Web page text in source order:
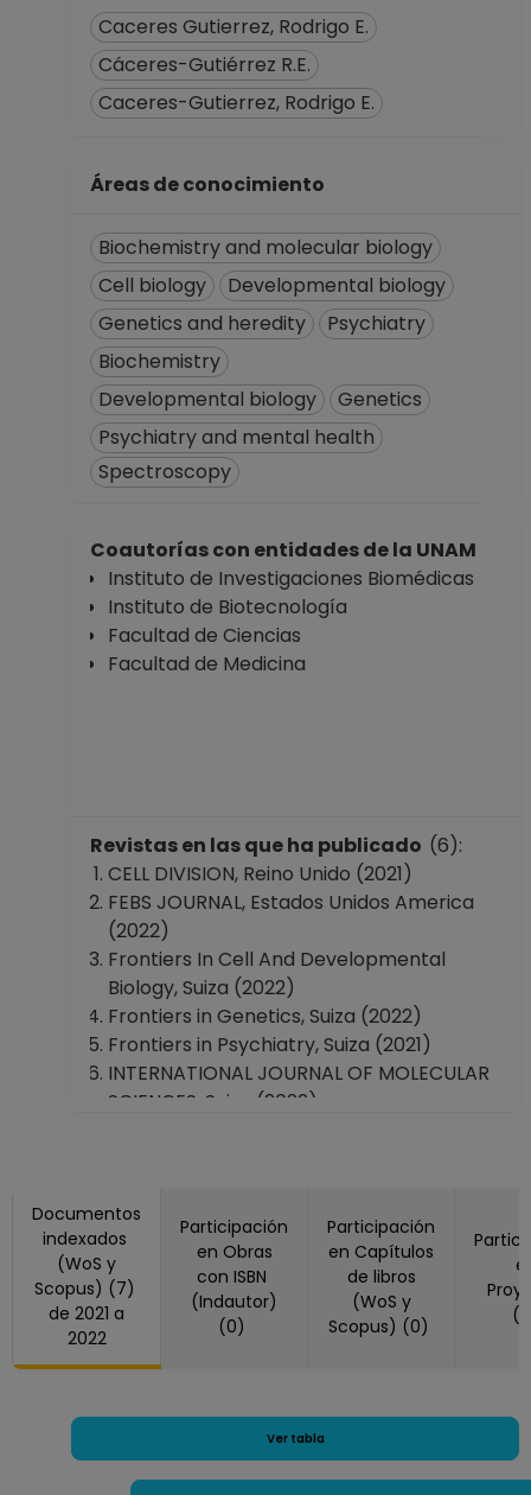
Ciencias
Desde 16-04-2021
hasta 15-04-2022
PROFESOR
Facultad de
Desde 16-01-2021
hasta 15-04-2021
Caceres Gutierrez, Rodrigo E.
Cáceres-Gutiérrez R.E.
Caceres-Gutierrez, Rodrigo E.
Áreas de conocimiento
Biochemistry and molecular biology
Cell biology
Developmental biology
Genetics and heredity
Psychiatry
Biochemistry
Developmental biology
Genetics
Psychiatry and mental health
Spectroscopy
Coautorías con entidades de la UNAM
Instituto de Investigaciones Biomédicas
Instituto de Biotecnología
Facultad de Ciencias
Facultad de Medicina
Revistas en las que ha publicado (6):
CELL DIVISION, Reino Unido (2021)
FEBS JOURNAL, Estados Unidos America
(2022)
Frontiers In Cell And Developmental
Biology, Suiza (2022)
Frontiers in Genetics, Suiza (2022)
Frontiers in Psychiatry, Suiza (2021)
INTERNATIONAL JOURNAL OF MOLECULAR
SCIENCES, Suiza (2022)
Documentos
indexados
(WoS y
Scopus) (7)
de 2021 a
2022
Participación
en Obras
con ISBN
(Indautor)
(0)
Participación
en Capítulos
de libros
(WoS y
Scopus) (0)
Ver tabla